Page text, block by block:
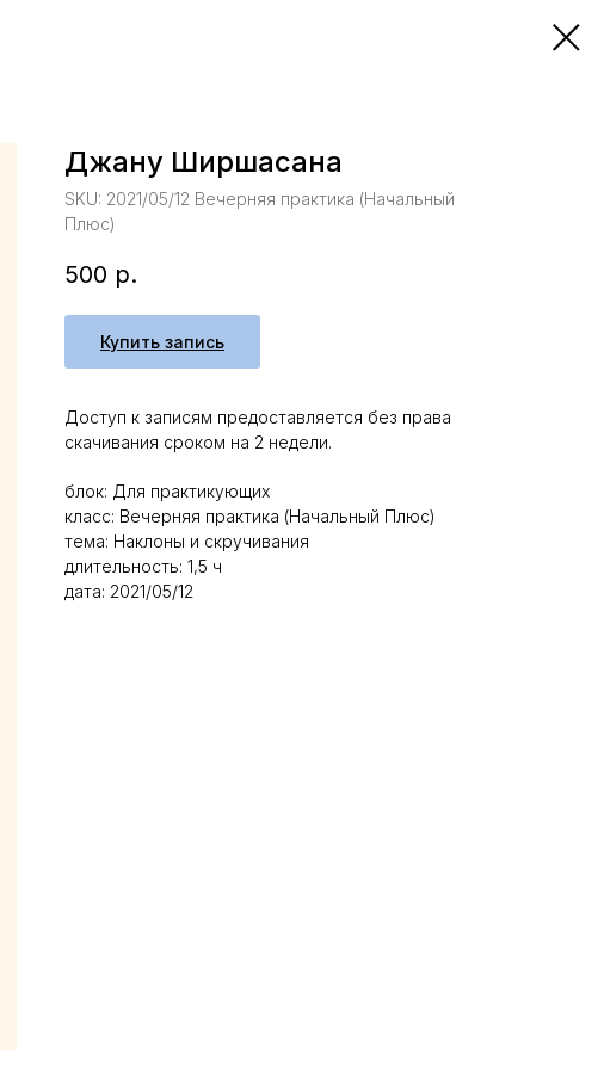
Джану Ширшасана
SKU: 2021/05/12 Вечерняя практика (Начальный
Плюс)
500 р.
Купить запись
Доступ к записям предоставляется без права
скачивания сроком на 2 недели.
блок: Для практикующих
класс: Вечерняя практика (Начальный Плюс)
тема: Наклоны и скручивания
длительность: 1,5 ч
дата: 2021/05/12